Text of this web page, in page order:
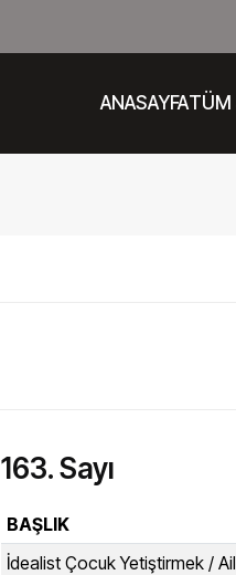
ANASAYFATÜM
163. Sayı
BAŞLIK
İdealist Çocuk Yetiştirmek /